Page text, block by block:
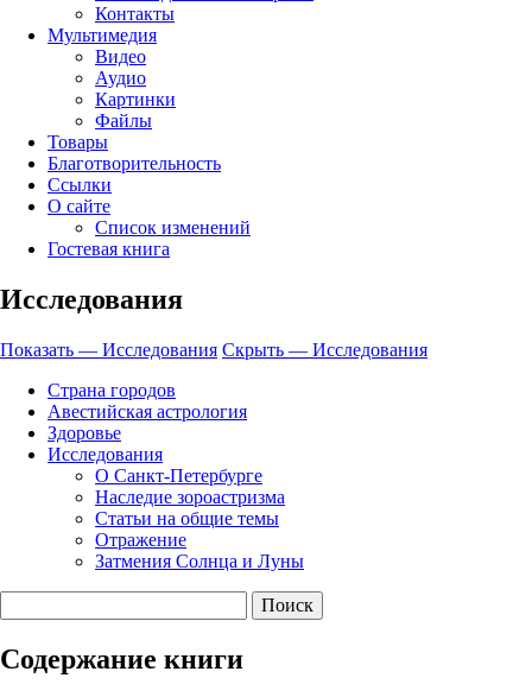
Контакты
Мультимедия
Видео
Аудио
Картинки
Файлы
Товары
Благотворительность
Ссылки
О сайте
Список изменений
Гостевая книга
Исследования
Показать — Исследования Скрыть — Исследования
Страна городов
Авестийская астрология
Здоровье
Исследования
О Санкт-Петербурге
Наследие зороастризма
Cтатьи на общие темы
Отражение
Затмения Солнца и Луны
Содержание книги